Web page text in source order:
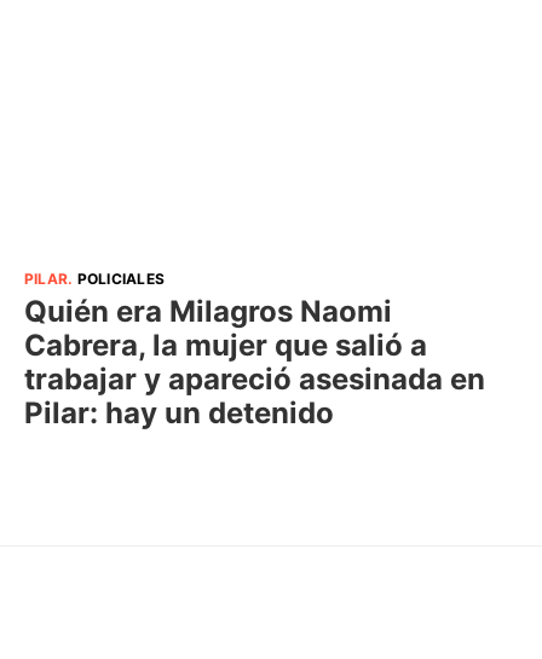
PILAR. POLICIALES
Quién era Milagros Naomi
Cabrera, la mujer que salió a
trabajar y apareció asesinada en
Pilar: hay un detenido